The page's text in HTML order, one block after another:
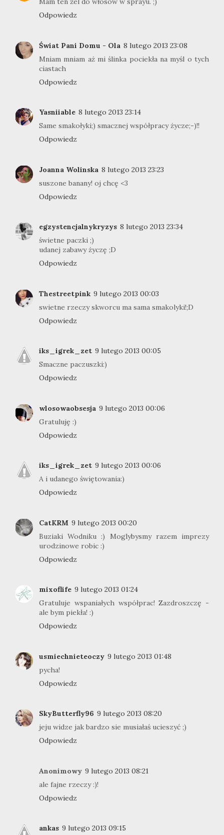
Odpowiedz
Świat Pani Domu - Ola 8 lutego 2013 23:08
Mniam mniam aż mi ślinka pociekła na myśl o tych
ciastach
Odpowiedz
Yasniiable 8 lutego 2013 23:14
Same smakołyki;) smacznej współpracy życze;-)!!
Odpowiedz
Joanna Wolinska 8 lutego 2013 23:23
suszone banany! oj chcę <3
Odpowiedz
egzystencjalnykryzys 8 lutego 2013 23:34
świetne paczki ;)
udanej zabawy życzę ;D
Odpowiedz
Thestreetpink 9 lutego 2013 00:03
swietne rzeczy skworcu ma sama smakolyki!;D
Odpowiedz
iks_igrek_zet 9 lutego 2013 00:05
Smaczne paczuszki:)
Odpowiedz
wlosowaobsesja 9 lutego 2013 00:06
Gratuluję :)
Odpowiedz
iks_igrek_zet 9 lutego 2013 00:06
A i udanego świętowania:)
Odpowiedz
CatKRM 9 lutego 2013 00:20
Buziaki Wodniku :) Moglybysmy razem imprezy
urodzinowe robic :)
Odpowiedz
mixoflife 9 lutego 2013 01:24
Gratuluje wspaniałych współprac! Zazdroszczę -
ale bym piekła! :)
Odpowiedz
usmiechnieteoczy 9 lutego 2013 01:48
pycha!
Odpowiedz
SkyButterfly96 9 lutego 2013 08:20
jeju widze jak bardzo sie musiałaś ucieszyć ;)
Odpowiedz
Anonimowy 9 lutego 2013 08:21
ale fajne rzeczy :)!
Odpowiedz
ankas 9 lutego 2013 09:15